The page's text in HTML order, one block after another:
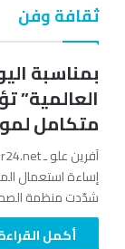
ثقافة وفن
بمناسبة
العالمية”
متكامل
إساءة استعمال
شدّدت منظمة
أكمل